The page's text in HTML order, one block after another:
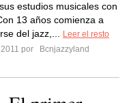
estudios musicales con
13 años comienza a
del jazz,...
Leer el resto
por
Bcnjazzyland